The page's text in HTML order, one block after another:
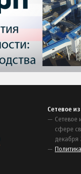
Сетевое
Сетевое
сфере
декабря